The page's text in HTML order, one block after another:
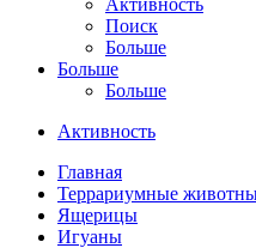
Поиск
Больше
Больше
Больше
Активность
Главная
Террариумные
Ящерицы
Игуаны